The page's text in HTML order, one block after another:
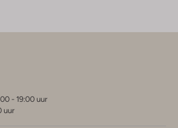
- 19:00 uur
uur